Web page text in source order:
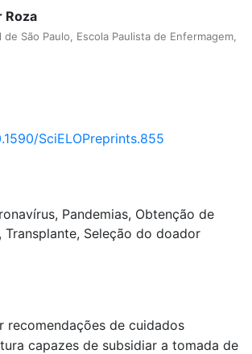
Roza
São Paulo, Escola Paulista de Enfermagem,
SciELOPreprints.855
Pandemias, Obtenção de
Seleção do doador
recomendações de cuidados
capazes de subsidiar a tomada de